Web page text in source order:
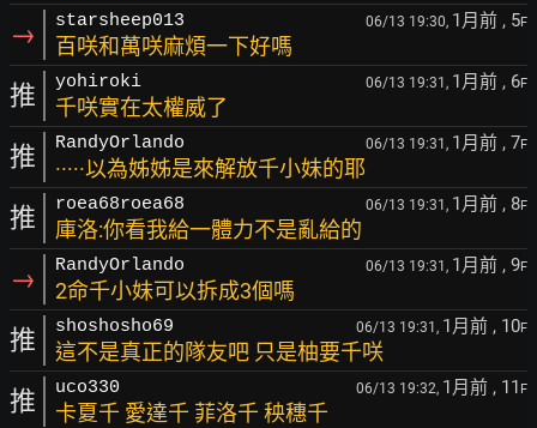
→ starsheep013 06/13 19:30, 1月前 , 5F
百咲和萬咲麻煩一下好嗎
推 yohiroki 06/13 19:31, 1月前 , 6F
千咲實在太權威了
推 RandyOrlando 06/13 19:31, 1月前 , 7F
·····以為姊姊是來解放千小妹的耶
推 roea68roea68 06/13 19:31, 1月前 , 8F
庫洛:你看我給一體力不是亂給的
→ RandyOrlando 06/13 19:31, 1月前 , 9F
2命千小妹可以拆成3個嗎
推 shoshosho69 06/13 19:31, 1月前 , 10F
這不是真正的隊友吧 只是柚要千咲
推 uco330 06/13 19:32, 1月前 , 11 F
卡夏千 愛達千 菲洛千 秧穗千